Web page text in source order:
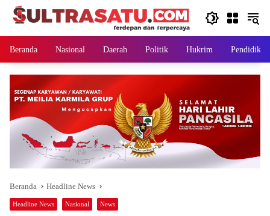
Langsung
Beranda Nasional Daerah Politik Hukrim Pendidikan
Beranda Headline News
Headline News Nasional News